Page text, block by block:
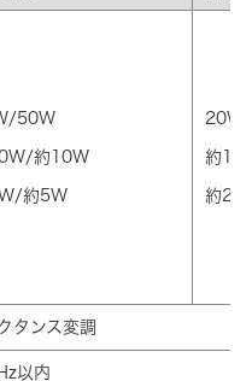
50W
約10W
約5W
約
約
タンス変調
以内